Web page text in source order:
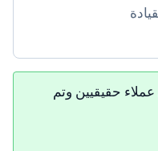
حقيقيين وتم